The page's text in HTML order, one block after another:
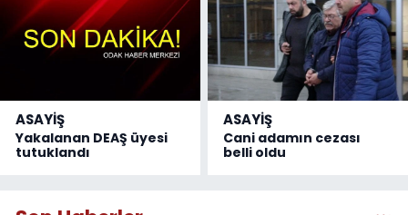
ASAYİŞ
Yakalanan DEAŞ üyesi
tutuklandı
ASAYİŞ
Cani adamın cezası
belli oldu